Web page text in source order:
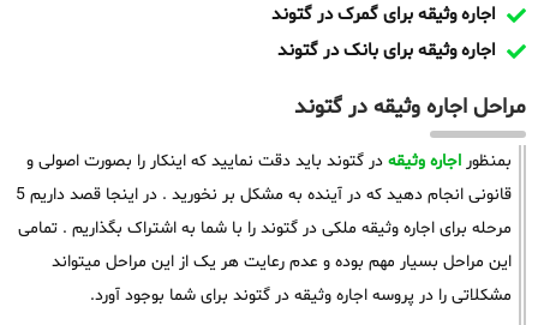
اجاره وثیقه برای گمرک در گتوند
اجاره وثیقه برای بانک در گتوند
مراحل اجاره وثیقه در گتوند
بمنظور اجاره وثیقه در گتوند باید دقت نمایید که اینکار را بصورت اصولی و
قانونی انجام دهید که در آینده به مشکل بر نخورید . در اینجا قصد داریم 5
مرحله برای اجاره وثیقه ملکی در گتوند را با شما به اشتراک بگذاریم . تمامی
این مراحل بسیار مهم بوده و عدم رعایت هر یک از این مراحل میتواند
مشکلاتی را در پروسه اجاره وثیقه در گتوند برای شما بوجود آورد.